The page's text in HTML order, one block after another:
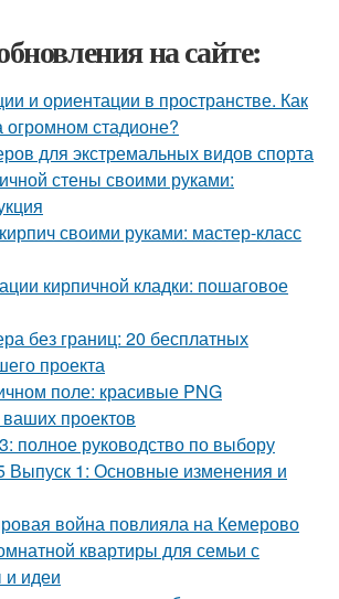
на сайте:
и ориентации в пространстве. Как
огромном стадионе?
для экстремальных видов спорта
стены своими руками:
своими руками: мастер-класс
кирпичной кладки: пошаговое
без границ: 20 бесплатных
проекта
поле: красивые PNG
проектов
полное руководство по выбору
Выпуск 1: Основные изменения и
война повлияла на Кемерово
квартиры для семьи с
и идеи